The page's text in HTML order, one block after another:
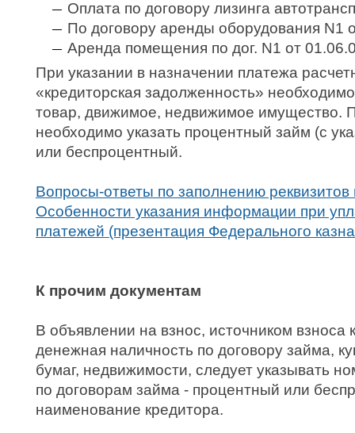
Оплата по договору лизинга
По договору аренды оборудования N1
Аренда помещения по дог. N1 от
При указании в назначении платежа
«кредиторская задолженность»
товар, движимое, недвижимое имущество.
необходимо указать процентный займ (с
или беспроцентный.
Вопросы-ответы по заполнению
Особенности указания информации при
платежей (презентация Федерального
К прочим документам
В объявлении на взнос, источником взноса
денежная наличность по договору займа,
бумаг, недвижимости, следует указывать
по договорам займа - процентный или
наименование кредитора.